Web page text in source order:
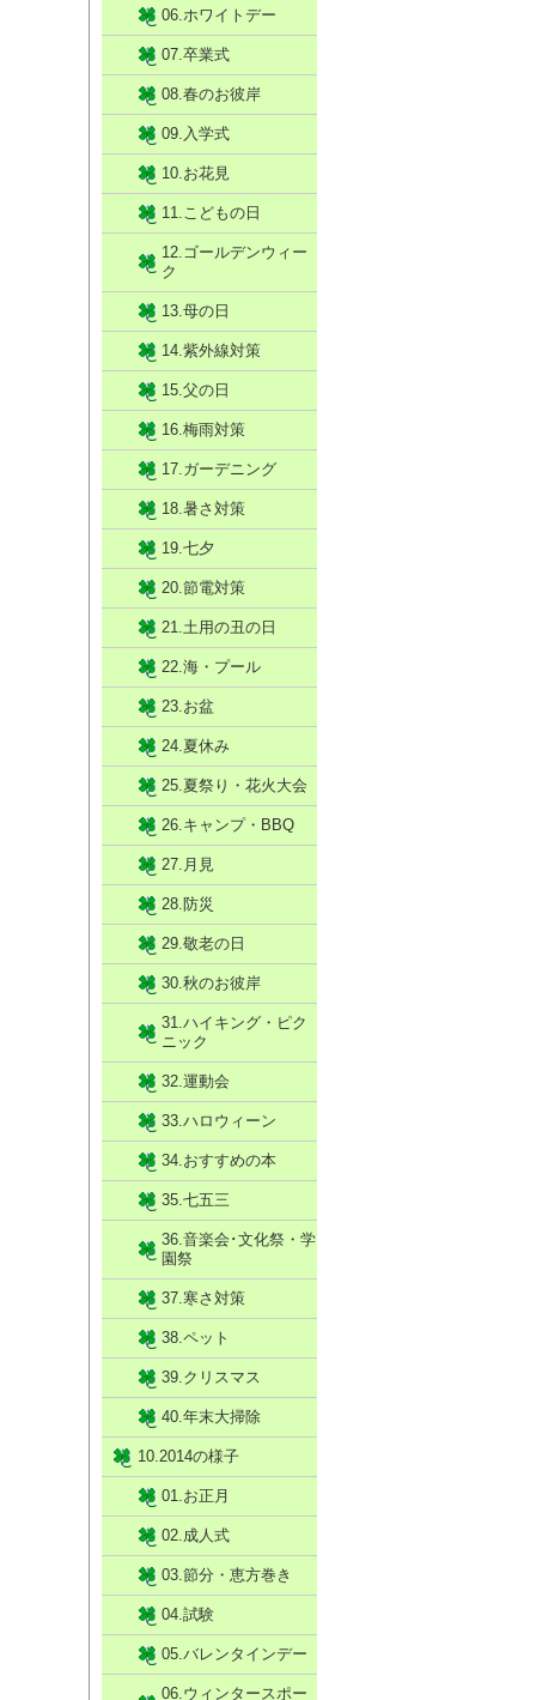
06.ホワイトデー
07.卒業式
08.春のお彼岸
09.入学式
10.お花見
11.こどもの日
12.ゴールデンウィー
ク
13.母の日
14.紫外線対策
15.父の日
16.梅雨対策
17.ガーデニング
18.暑さ対策
19.七夕
20.節電対策
21.土用の丑の日
22.海・プール
23.お盆
24.夏休み
25.夏祭り・花火大会
26.キャンプ・BBQ
27.月見
28.防災
29.敬老の日
30.秋のお彼岸
31.ハイキング・ピク
ニック
32.運動会
33.ハロウィーン
34.おすすめの本
35.七五三
36.音楽会･文化祭・学
園祭
37.寒さ対策
38.ペット
39.クリスマス
40.年末大掃除
10.2014の様子
01.お正月
02.成人式
03.節分・恵方巻き
04.試験
05.バレンタインデー
06.ウィンタースポー